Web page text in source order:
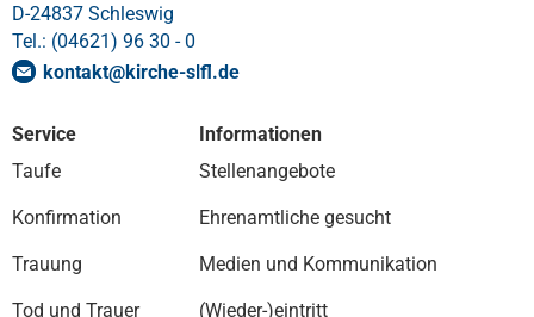
D-24837 Schleswig
Tel.: (04621) 96 30 - 0
kontakt@kirche-slfl.de
Service
Taufe
Konfirmation
Trauung
Tod und Trauer
Informationen
Stellenangebote
Ehrenamtliche gesucht
Medien und Kommunikation
(Wieder-)eintritt